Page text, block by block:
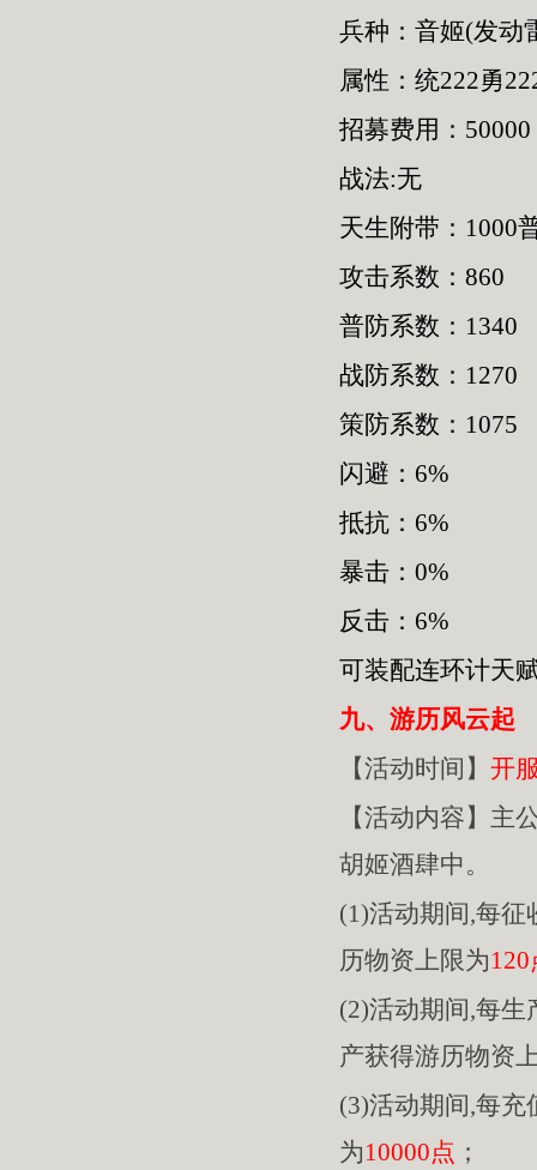
兵种：音姬(发动
属性：统222勇
招募费用：50000
战法:无
天生附带：1000
攻击系数：860
普防系数：1340
战防系数：1270
策防系数：1075
闪避：6%
抵抗：6%
暴击：0%
反击：6%
可装配连环计天
九、游历风云起
【活动时间】 开
【活动内容】主
胡姬酒肆中。
(1)活动期间,每征
历物资上限为120
(2)活动期间,每生
产获得游历物资
(3)活动期间,每充
为10000点 ；